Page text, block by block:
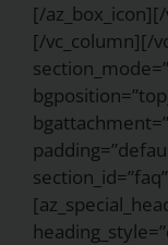
[/
[/vc_column][/